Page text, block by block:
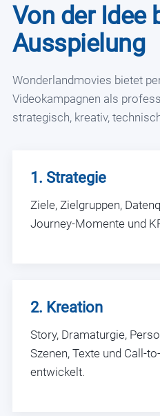
Von der Idee
Ausspielung
Wonderlandmovies bietet
Videokampagnen als
strategisch, kreativ,
1. Strategie
Ziele, Zielgruppen,
Journey-Momente und
2. Kreation
Story, Dramaturgie,
Szenen, Texte und Call-
entwickelt.